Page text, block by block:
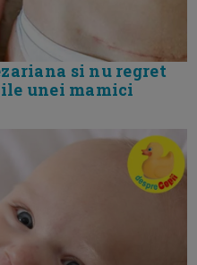
si nu regret
unei mamici